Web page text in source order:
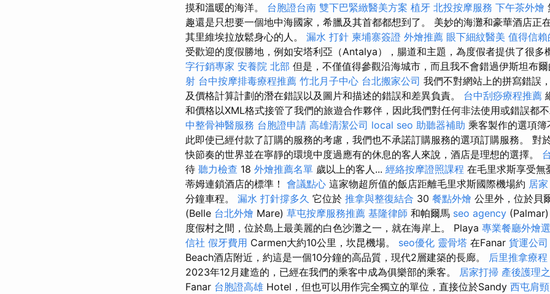
摸和溫暖的海洋。 台胞證台南 雙下巴緊緻醫美方案 植牙 北投按摩服務 下午茶外燴
趣還是只想要一個地中海國家，希臘及其首都都想到了。 美妙的海灘和豪華酒店正
其里維埃拉放鬆身心的人。 漏水 打針 柬埔寨簽證 外燴推薦 眼下細紋醫美 值得信
受歡迎的度假勝地，例如安塔利亞（Antalya），腸道和主題，為度假者提供了很多
字行銷專家 安養院 北部 但是，不僅值得參觀沿海城市，而且我不會錯過伊斯坦布爾
射 台中按摩排毒療程推薦 竹北月子中心 台北搬家公司 我們不對網站上的拼寫錯誤
及價格計算計劃的潛在錯誤以及圖片和描述的錯誤和差異負責。 台中刮痧療程推薦
和價格以XML格式接管了我們的旅遊合作夥伴，因此我們對任何非法使用或錯誤都
中整骨神醫服務 台胞證申請 高雄清潔公司 local seo 助聽器補助 乘客製作的選項
此即使已經付款了訂購的服務的考慮，我們也不承諾訂購服務的選項訂購服務。 對
快節奏的世界並在寧靜的環境中度過應有的休息的客人來說，酒店是理想的選擇。
待 聽力檢查 18 外燴推薦名單 歲以上的客人... 經絡按摩證照課程 在毛里求斯享受無
蒂姆連鎖酒店的標準！ 會議點心 這家物超所值的飯店距離毛里求斯國際機場約 居家
分鐘車程。 漏水 打針撐多久 它位於 推拿與整復結合 30 餐點外燴 公里外，位於貝
(Belle 台北外燴 Mare) 草屯按摩服務推薦 基隆律師 和帕爾馬 seo agency (Palmar)
度假村之間，位於島上最美麗的白色沙灘之一，就在海岸上。 Playa 專業餐廳外燴
信社 假牙費用 Carmen大約10公里，坎昆機場。 seo優化 靈骨塔 在Fanar 貨運公司
Beach酒店附近，約這是一個10分鐘的高品質，現代2層建築的長廊。 后里推拿療程
2023年12月建造的，已經在我們的乘客中成為俱樂部的乘客。 居家打掃 產後護理
Fanar 台胞證高雄 Hotel，但也可以用作完全獨立的單位，直接位於Sandy 西屯肩